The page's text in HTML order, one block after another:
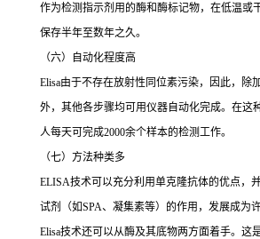
作为检测指示剂用的酶和酶标记物，在低温或
保存半年至数年之久。
（六）自动化程度高
Elisa由于不存在放射性同位素污染，因此，除
外，其他各步骤均可用仪器自动化完成。在这
人每天可完成2000余个样本的检测工作。
（七）方法种类多
ELISA技术可以充分利用单克隆抗体的优点，
试剂（如SPA、凝集素等）的作用，发展成为
Elisa技术还可以从酶及其底物两方面着手。这是